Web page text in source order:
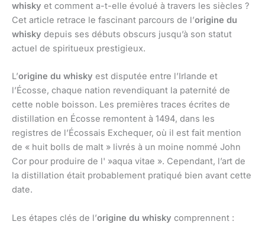
whisky et comment a-t-elle évolué à travers les siècles ?
Cet article retrace le fascinant parcours de l’origine du
whisky depuis ses débuts obscurs jusqu’à son statut
actuel de spiritueux prestigieux.
L’origine du whisky est disputée entre l’Irlande et
l’Écosse, chaque nation revendiquant la paternité de
cette noble boisson. Les premières traces écrites de
distillation en Écosse remontent à 1494, dans les
registres de l’Écossais Exchequer, où il est fait mention
de « huit bolls de malt » livrés à un moine nommé John
Cor pour produire de l' »aqua vitae ». Cependant, l’art de
la distillation était probablement pratiqué bien avant cette
date.
Les étapes clés de l’origine du whisky comprennent :